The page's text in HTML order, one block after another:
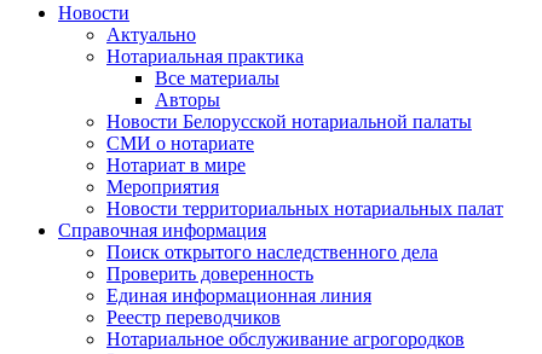
Новости
Актуально
Нотариальная практика
Все материалы
Авторы
Новости Белорусской нотариальной палаты
СМИ о нотариате
Нотариат в мире
Мероприятия
Новости территориальных нотариальных палат
Справочная информация
Поиск открытого наследственного дела
Проверить доверенность
Единая информационная линия
Реестр переводчиков
Нотариальное обслуживание агрогородков